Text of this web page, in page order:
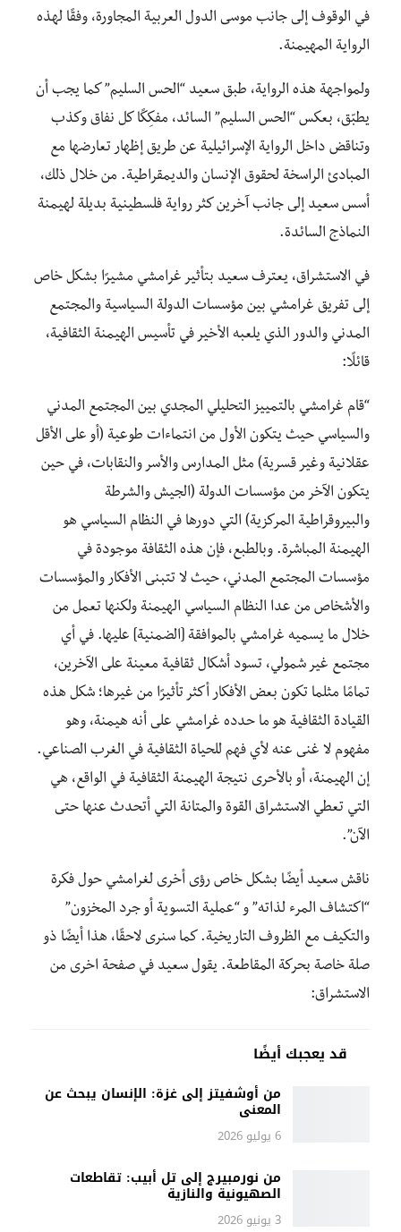
في الوقوف إلى جانب موسى الدول العربية المجاورة، وفقًا لهذه
الرواية المهيمنة.
ولمواجهة هذه الرواية، طبق سعيد “الحس السليم” كما يجب أن
يطبّق، بعكس “الحس السليم” السائد، مفكِكًا كل نفاق وكذب
وتناقض داخل الرواية الإسرائيلية عن طريق إظهار تعارضها مع
المبادئ الراسخة لحقوق الإنسان والديمقراطية. من خلال ذلك،
أسس سعيد إلى جانب آخرين كثر رواية فلسطينية بديلة لهيمنة
النماذج السائدة.
في الاستشراق، يعترف سعيد بتأثير غرامشي مشيرًا بشكل خاص
إلى تفريق غرامشي بين مؤسسات الدولة السياسية والمجتمع
المدني والدور الذي يلعبه الأخير في تأسيس الهيمنة الثقافية،
قائلًا:
“قام غرامشي بالتمييز التحليلي المجدي بين المجتمع المدني
والسياسي حيث يتكون الأول من انتماءات طوعية (أو على الأقل
عقلانية وغير قسرية) مثل المدارس والأسر والنقابات، في حين
يتكون الآخر من مؤسسات الدولة (الجيش والشرطة
والبيروقراطية المركزية) التي دورها في النظام السياسي هو
الهيمنة المباشرة. وبالطبع، فإن هذه الثقافة موجودة في
مؤسسات المجتمع المدني، حيث لا تتبنى الأفكار والمؤسسات
والأشخاص من عدا النظام السياسي الهيمنة ولكنها تعمل من
خلال ما يسميه غرامشي بالموافقة [الضمنية] عليها. في أي
مجتمع غير شمولي، تسود أشكال ثقافية معينة على الآخرين،
تمامًا مثلما تكون بعض الأفكار أكثر تأثيرًا من غيرها؛ شكل هذه
القيادة الثقافية هو ما حدده غرامشي على أنه هيمنة، وهو
مفهوم لا غنى عنه لأي فهم للحياة الثقافية في الغرب الصناعي.
إن الهيمنة، أو بالأحرى نتيجة الهيمنة الثقافية في الواقع، هي
التي تعطي الاستشراق القوة والمتانة التي أتحدث عنها حتى
الآن”.
ناقش سعيد أيضًا بشكل خاص رؤى أخرى لغرامشي حول فكرة
“اكتشاف المرء لذاته” و “عملية التسوية أو جرد المخزون”
والتكيف مع الظروف التاريخية. كما سنرى لاحقًا، هذا أيضًا ذو
صلة خاصة بحركة المقاطعة. يقول سعيد في صفحة اخرى من
الاستشراق:
قد يعجبك أيضًا
من أوشفيتز إلى غزة: الإنسان يبحث عن
المعنى
6 يوليو 2026
من نورمبيرج إلى تل أبيب: تقاطعات
الصهيونية والنازية
3 يونيو 2026